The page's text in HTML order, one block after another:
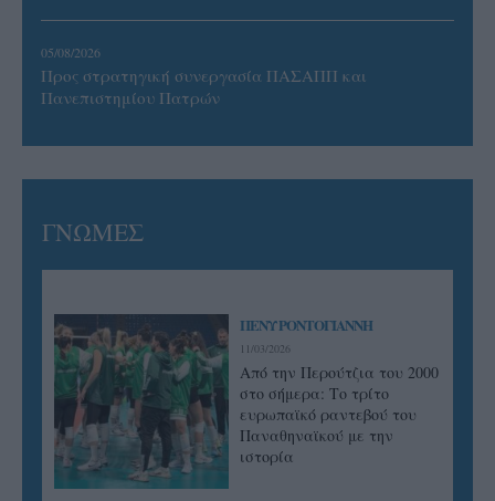
05/08/2026
Προς στρατηγική συνεργασία ΠΑΣΑΠΠ και
Πανεπιστημίου Πατρών
ΓΝΩΜΕΣ
ΠΕΝΥ ΡΟΝΤΟΓΙΑΝΝΗ
11/03/2026
Από την Περούτζια του 2000
στο σήμερα: Tο τρίτο
ευρωπαϊκό ραντεβού του
Παναθηναϊκού με την
ιστορία